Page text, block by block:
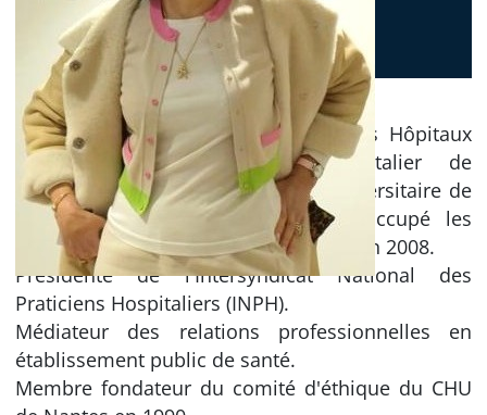
Docteur en médecine, Psychiatre des Hôpitaux
Publics, Chef du service Hospitalier de
Psychiatrie au Centre Hospitalier Universitaire de
Nantes (CHU) depuis 1995, ayant occupé les
fonctions de Directrice de Pôle jusqu'en 2008.
Présidente de l'Intersyndicat National des
Praticiens Hospitaliers (INPH).
Médiateur des relations professionnelles en
établissement public de santé.
Membre fondateur du comité d'éthique du CHU